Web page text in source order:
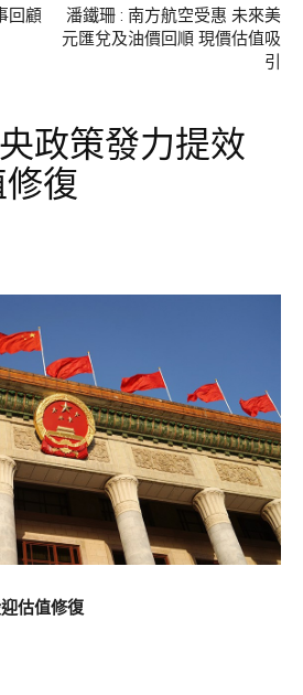
回顧
潘鐵珊 : 南方航空受惠 未來美
元匯兌及油價回順 現價估值吸
引
政策發力提效
復
估值修復